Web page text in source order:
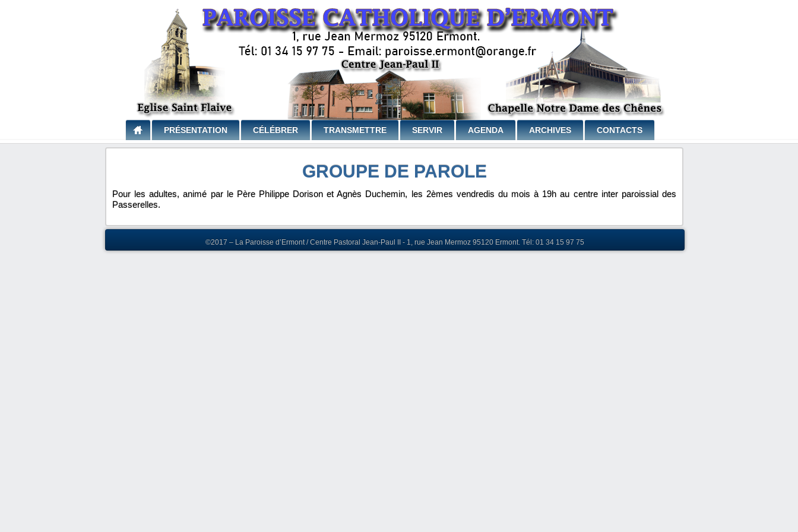
PRÉSENTATION CÉLÉBRER TRANSMETTRE SERVIR AGENDA ARCHIVES CONTACTS
GROUPE DE PAROLE
Pour les adultes, animé par le Père Philippe Dorison et Agnès Duchemin, les 2èmes vendredis du mois à 19h au centre inter paroissial des
Passerelles.
©2017 – La Paroisse d’Ermont / Centre Pastoral Jean-Paul II - 1, rue Jean Mermoz 95120 Ermont. Tél: 01 34 15 97 75